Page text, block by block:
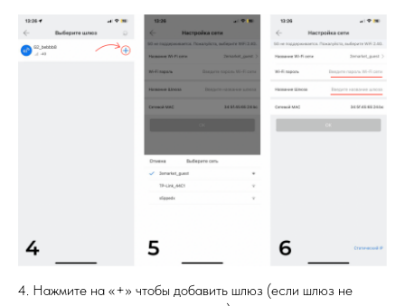
4. Нажмите на «+» чтобы добавить шлюз (если шлюз не